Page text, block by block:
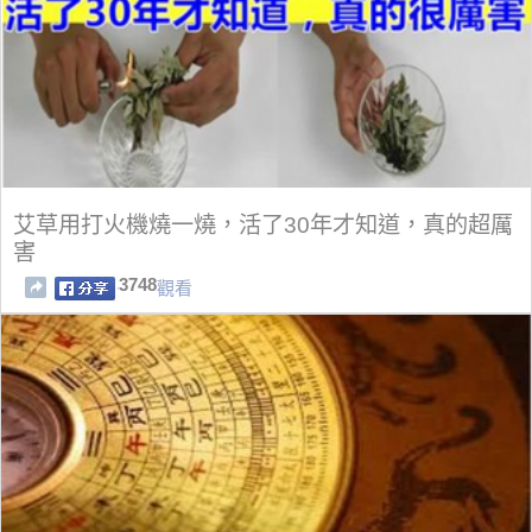
艾草用打火機燒一燒，活了30年才知道，真的超厲
害
3748觀看